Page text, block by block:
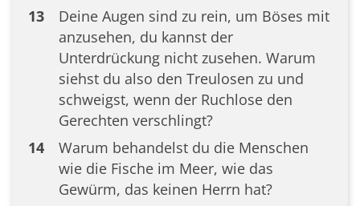
13
Deine Augen sind zu rein, um Böses mit
anzusehen, du kannst der
Unterdrückung nicht zusehen. Warum
siehst du also den Treulosen zu und
schweigst, wenn der Ruchlose den
Gerechten verschlingt?
14
Warum behandelst du die Menschen
wie die Fische im Meer, wie das
Gewürm, das keinen Herrn hat?